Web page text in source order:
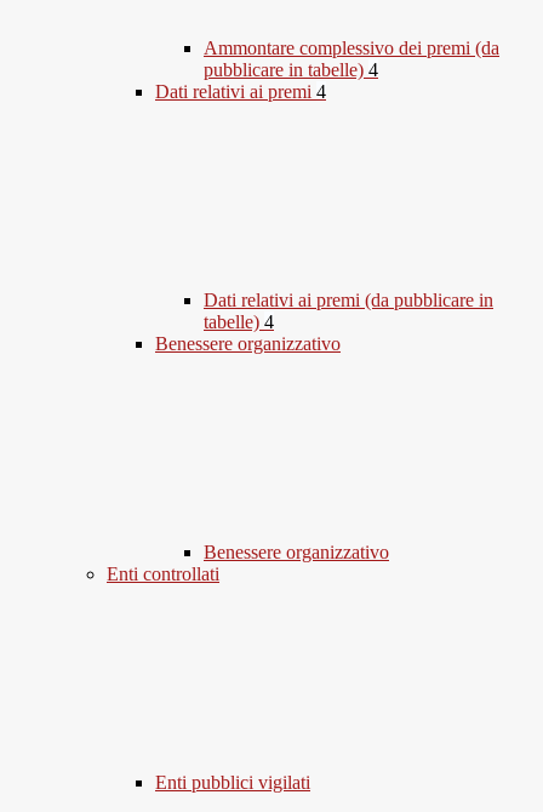
Ammontare complessivo dei premi (da
pubblicare in tabelle) 4
Dati relativi ai premi 4
Dati relativi ai premi (da pubblicare in
tabelle) 4
Benessere organizzativo
Benessere organizzativo
Enti controllati
Enti pubblici vigilati